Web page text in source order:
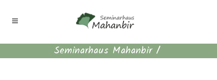
Seminarhaus Mahanbir/